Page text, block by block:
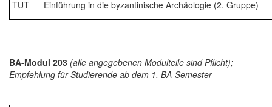
TUT Einführung in die byzantinische Archäologie (2. Gruppe)
BA-Modul 203 (alle angegebenen Modulteile sind Pflicht);
Empfehlung für Studierende ab dem 1. BA-Semester